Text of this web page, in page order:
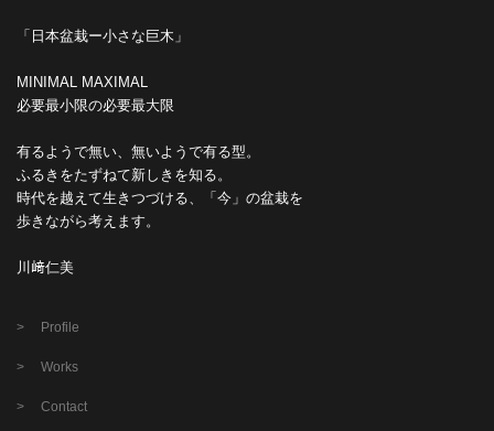
「日本盆栽ー小さな巨木」
MINIMAL MAXIMAL
必要最小限の必要最大限
有るようで無い、無いようで有る型。
ふるきをたずねて新しきを知る。
時代を越えて生きつづける、「今」の盆栽を
歩きながら考えます。
川﨑仁美
Profile
Works
Contact